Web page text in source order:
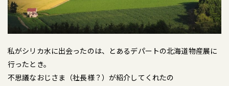
私がシリカ水に出会ったのは、とあるデパートの北海道物産展に
行ったとき。
不思議なおじさま（社長様？）が紹介してくれたの